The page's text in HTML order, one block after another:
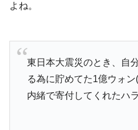
よね。
東日本大震災のとき、自
る為に貯めてた1億ウォ
内緒で寄付してくれたハ